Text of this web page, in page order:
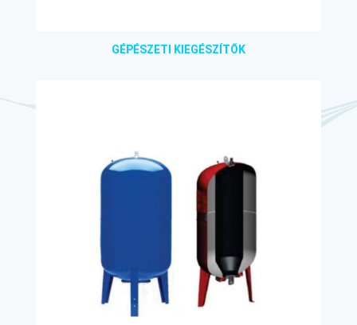
GÉPÉSZETI KIEGÉSZÍTŐK